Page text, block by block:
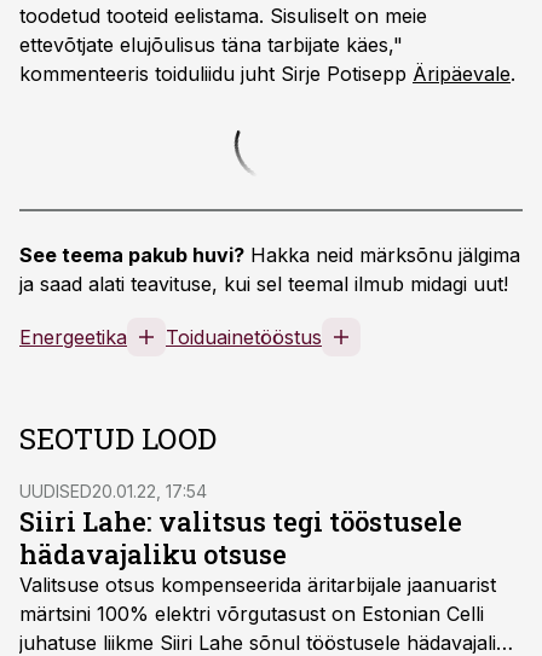
toodetud tooteid eelistama. Sisuliselt on meie
ettevõtjate elujõulisus täna tarbijate käes,"
kommenteeris toiduliidu juht Sirje Potisepp Äripäevale.
See teema pakub huvi? Hakka neid märksõnu jälgima
ja saad alati teavituse, kui sel teemal ilmub midagi uut!
Energeetika Toiduainetööstus
SEOTUD LOOD
UUDISED20.01.22, 17:54
Siiri Lahe: valitsus tegi tööstusele
hädavajaliku otsuse
Valitsuse otsus kompenseerida äritarbijale jaanuarist
märtsini 100% elektri võrgutasust on Estonian Celli
juhatuse liikme Siiri Lahe sõnul tööstusele hädavajalik